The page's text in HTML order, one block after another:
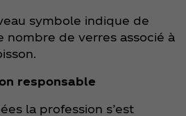
symbole indique de
nombre de verres associé à
responsable
la profession s’est